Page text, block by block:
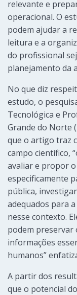
relevante e
operacional. O
podem ajudar a
leitura e a
do profissional
planejamento da
No que diz
estudo, o
Tecnológica e
Grande do Norte
que o artigo traz
campo científico,
avaliar e propor
especificamente
pública,
adequados para
nesse contexto.
podem preservar
informações
humanos”
A partir dos
que o potencial